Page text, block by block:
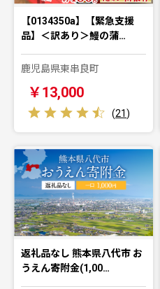
【0134350a】【緊急支援
品】＜訳あり＞鰻の蒲…
鹿児島県東串良町
￥13,000
(21)
返礼品なし 熊本県八代市 お
うえん寄附金(1,00…